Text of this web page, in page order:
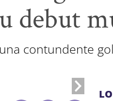
debut
contundente